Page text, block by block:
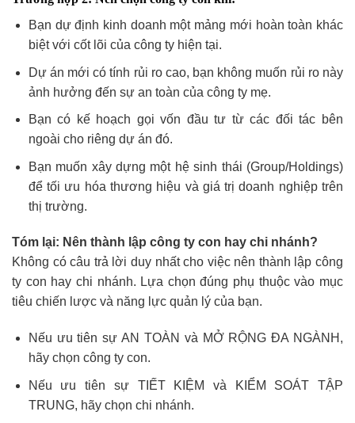
Bạn dự định kinh doanh một mảng mới hoàn toàn khác
biệt với cốt lõi của công ty hiện tại.
Dự án mới có tính rủi ro cao, bạn không muốn rủi ro này
ảnh hưởng đến sự an toàn của công ty mẹ.
Bạn có kế hoạch gọi vốn đầu tư từ các đối tác bên
ngoài cho riêng dự án đó.
Bạn muốn xây dựng một hệ sinh thái (Group/Holdings)
để tối ưu hóa thương hiệu và giá trị doanh nghiệp trên
thị trường.
Tóm lại: Nên thành lập công ty con hay chi nhánh?
Không có câu trả lời duy nhất cho việc nên thành lập công
ty con hay chi nhánh. Lựa chọn đúng phụ thuộc vào mục
tiêu chiến lược và năng lực quản lý của bạn.
Nếu ưu tiên sự AN TOÀN và MỞ RỘNG ĐA NGÀNH,
hãy chọn công ty con.
Nếu ưu tiên sự TIẾT KIỆM và KIỂM SOÁT TẬP
TRUNG, hãy chọn chi nhánh.